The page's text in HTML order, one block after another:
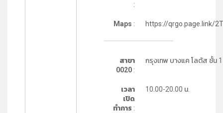
:
Maps : https://qrgo.page.link/
สาขา
0020:
กรุงเทพ บางแค โลตัส ชั้น 1
เวลา
เปิด
ทำการ :
10.00-20.00 น.